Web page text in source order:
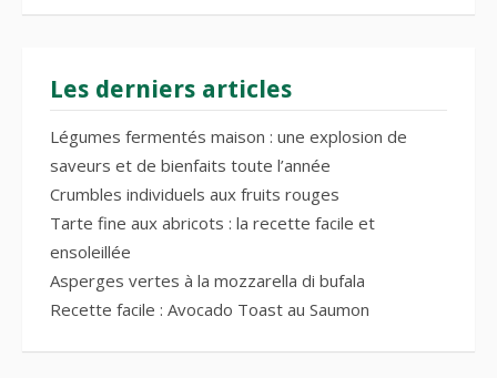
Les derniers articles
Légumes fermentés maison : une explosion de
saveurs et de bienfaits toute l’année
Crumbles individuels aux fruits rouges
Tarte fine aux abricots : la recette facile et
ensoleillée
Asperges vertes à la mozzarella di bufala
Recette facile : Avocado Toast au Saumon